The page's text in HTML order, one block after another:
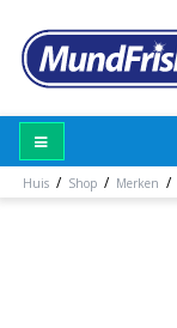
Huis / Shop / Merken /